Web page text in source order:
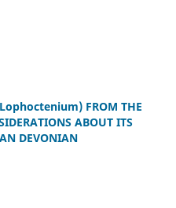
FROM THE
ABOUT ITS
DEVONIAN